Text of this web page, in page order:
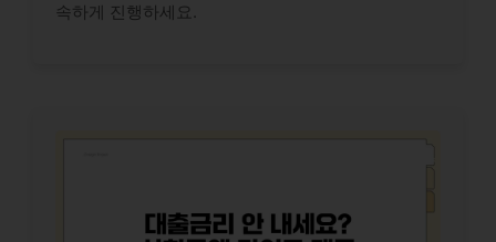
속하게 진행하세요.